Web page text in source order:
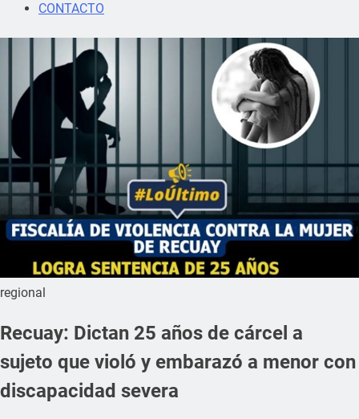
CONTACTO
regional
Recuay: Dictan 25 años de cárcel a
sujeto que violó y embarazó a menor con
discapacidad severa